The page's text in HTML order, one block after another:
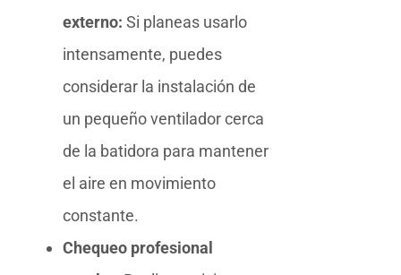
externo: Si planeas usarlo
intensamente, puedes
considerar la instalación de
un pequeño ventilador cerca
de la batidora para mantener
el aire en movimiento
constante.
Chequeo profesional